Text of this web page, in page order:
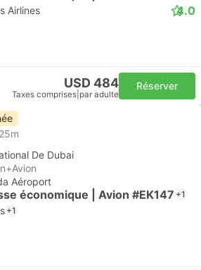
Airlines 4.0
USD 484
Taxes comprises par adulte
Réserver
De Dubai
Aéroport
économique | Avion #EK147 +1
+1